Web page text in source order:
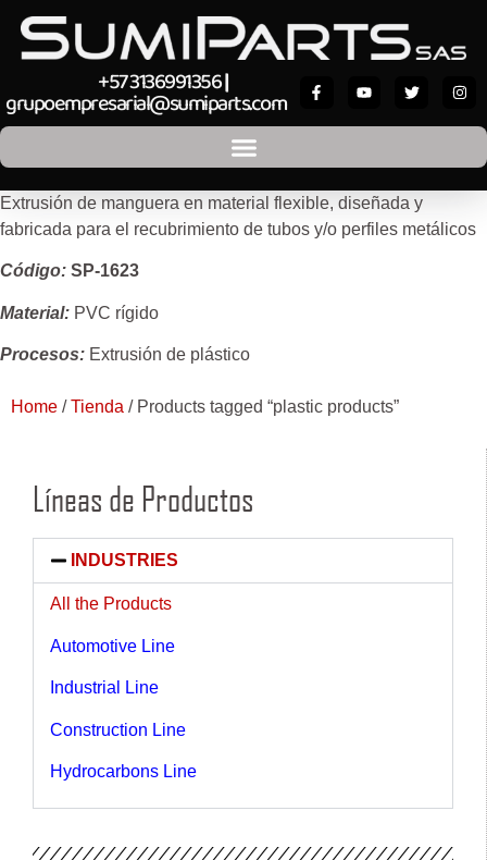
+57 3136991356|
grupoempresarial@sumiparts.com
Extrusión de manguera en material flexible, diseñada y
fabricada para el recubrimiento de tubos y/o perfiles metálicos
Código: SP-1623
Material: PVC rígido
Procesos: Extrusión de plástico
Home / Tienda / Products tagged “plastic products”
Líneas de Productos
INDUSTRIES
All the Products
Automotive Line
Industrial Line
Construction Line
Hydrocarbons Line